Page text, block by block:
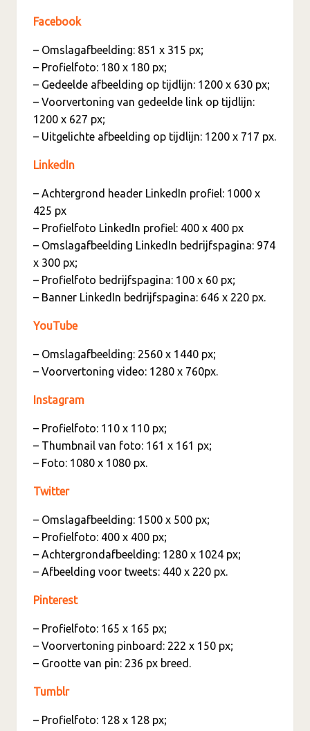
Facebook
– Omslagafbeelding: 851 x 315 px;
– Profielfoto: 180 x 180 px;
– Gedeelde afbeelding op tijdlijn: 1200 x 630 px;
– Voorvertoning van gedeelde link op tijdlijn:
1200 x 627 px;
– Uitgelichte afbeelding op tijdlijn: 1200 x 717 px.
LinkedIn
– Achtergrond header LinkedIn profiel: 1000 x
425 px
– Profielfoto LinkedIn profiel: 400 x 400 px
– Omslagafbeelding LinkedIn bedrijfspagina: 974
x 300 px;
– Profielfoto bedrijfspagina: 100 x 60 px;
– Banner LinkedIn bedrijfspagina: 646 x 220 px.
YouTube
– Omslagafbeelding: 2560 x 1440 px;
– Voorvertoning video: 1280 x 760px.
Instagram
– Profielfoto: 110 x 110 px;
– Thumbnail van foto: 161 x 161 px;
– Foto: 1080 x 1080 px.
Twitter
– Omslagafbeelding: 1500 x 500 px;
– Profielfoto: 400 x 400 px;
– Achtergrondafbeelding: 1280 x 1024 px;
– Afbeelding voor tweets: 440 x 220 px.
Pinterest
– Profielfoto: 165 x 165 px;
– Voorvertoning pinboard: 222 x 150 px;
– Grootte van pin: 236 px breed.
Tumblr
– Profielfoto: 128 x 128 px;